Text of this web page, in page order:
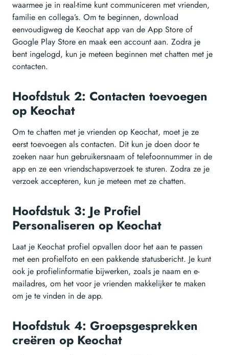
waarmee je in real-time kunt communiceren met vrienden,
familie en collega’s. Om te beginnen, download
eenvoudigweg de Keochat app van de App Store of
Google Play Store en maak een account aan. Zodra je
bent ingelogd, kun je meteen beginnen met chatten met je
contacten.
Hoofdstuk 2: Contacten toevoegen
op Keochat
Om te chatten met je vrienden op Keochat, moet je ze
eerst toevoegen als contacten. Dit kun je doen door te
zoeken naar hun gebruikersnaam of telefoonnummer in de
app en ze een vriendschapsverzoek te sturen. Zodra ze je
verzoek accepteren, kun je meteen met ze chatten.
Hoofdstuk 3: Je Profiel
Personaliseren op Keochat
Laat je Keochat profiel opvallen door het aan te passen
met een profielfoto en een pakkende statusbericht. Je kunt
ook je profielinformatie bijwerken, zoals je naam en e-
mailadres, om het voor je vrienden makkelijker te maken
om je te vinden in de app.
Hoofdstuk 4: Groepsgesprekken
creëren op Keochat